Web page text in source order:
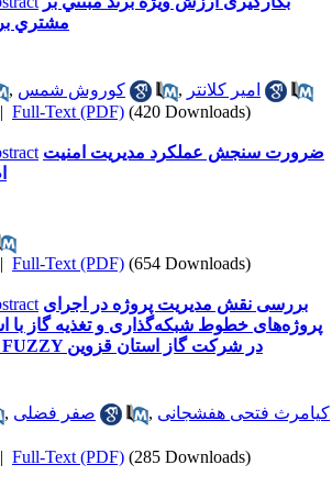
مشتري
, کوروش شمس , امیر کلانتر
| Full-Text (PDF) (420 Downloads)
ضرورت سنجش عملکرد مدیریت امنیت
| Full-Text (PDF) (654 Downloads)
بررسی نقش مدیریت پروژه در اجرای
پروژه‌های خطوط شبکه‌گذاری و تغذیه گاز با
PMBOK2008 وAHP FUZZY در شرکت گاز استان قزوین
, صفر فضلی , کیامرث فتحی هفشجانی
| Full-Text (PDF) (285 Downloads)